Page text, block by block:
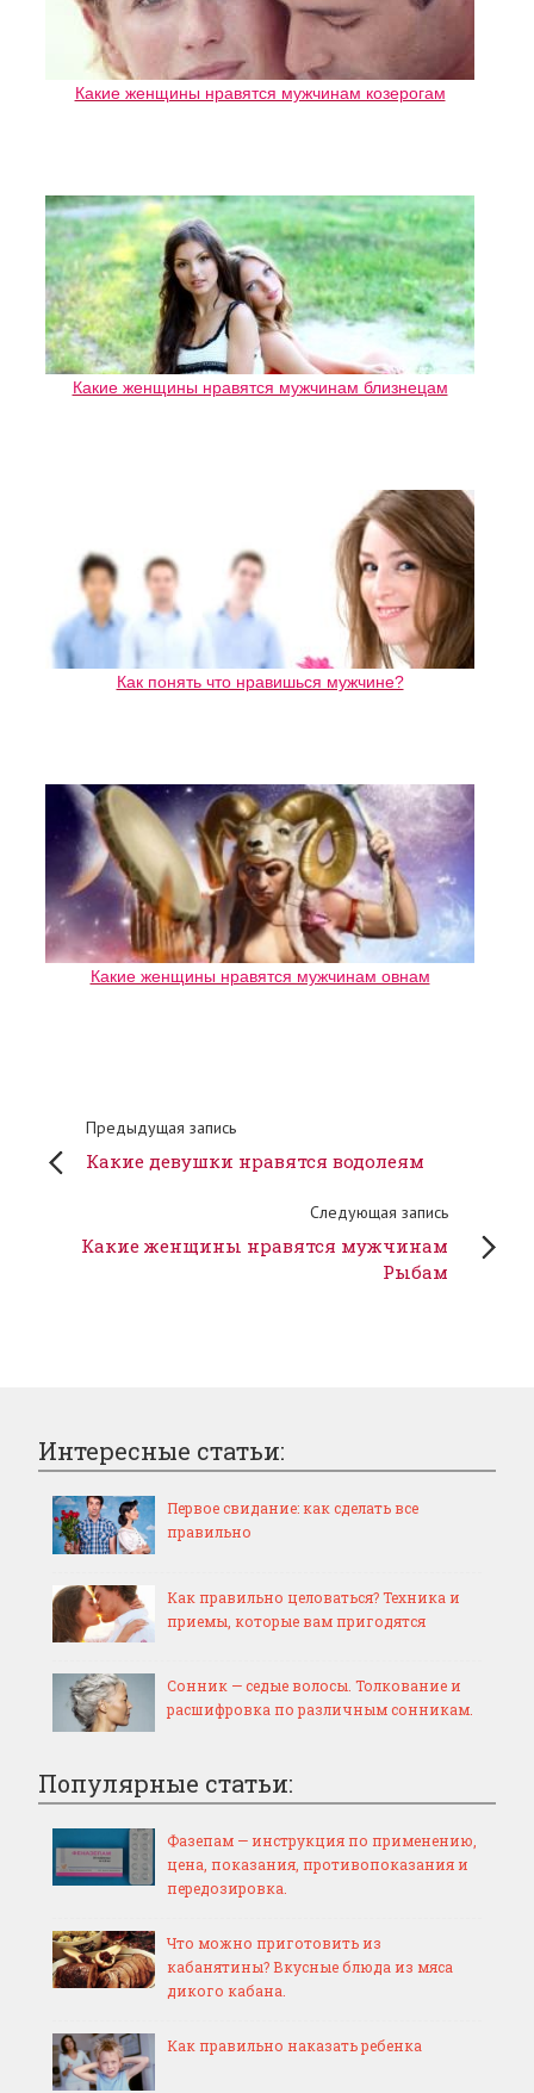
Какие женщины нравятся мужчинам козерогам
Какие женщины нравятся мужчинам близнецам
Как понять что нравишься мужчине?
Какие женщины нравятся мужчинам овнам
Предыдущая запись
Какие девушки нравятся водолеям
Следующая запись
Какие женщины нравятся мужчинам
Рыбам
Интересные статьи:
Первое свидание: как сделать все
правильно
Как правильно целоваться? Техника и
приемы, которые вам пригодятся
Сонник — седые волосы. Толкование и
расшифровка по различным сонникам.
Популярные статьи:
Фазепам — инструкция по применению,
цена, показания, противопоказания и
передозировка.
Что можно приготовить из
кабанятины? Вкусные блюда из мяса
дикого кабана.
Как правильно наказать ребенка